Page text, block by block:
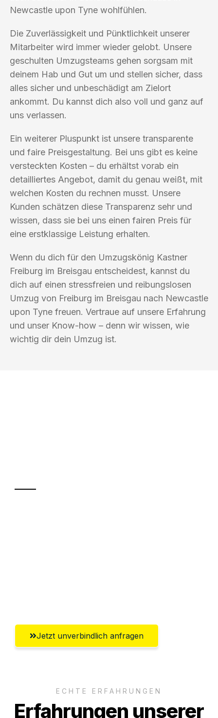
Newcastle upon Tyne wohlfühlen.
Die Zuverlässigkeit und Pünktlichkeit unserer
Mitarbeiter wird immer wieder gelobt. Unsere
geschulten Umzugsteams gehen sorgsam mit
deinem Hab und Gut um und stellen sicher, dass
alles sicher und unbeschädigt am Zielort
ankommt. Du kannst dich also voll und ganz auf
uns verlassen.
Ein weiterer Pluspunkt ist unsere transparente
und faire Preisgestaltung. Bei uns gibt es keine
versteckten Kosten – du erhältst vorab ein
detailliertes Angebot, damit du genau weißt, mit
welchen Kosten du rechnen musst. Unsere
Kunden schätzen diese Transparenz sehr und
wissen, dass sie bei uns einen fairen Preis für
eine erstklassige Leistung erhalten.
Wenn du dich für den Umzugskönig Kastner
Freiburg im Breisgau entscheidest, kannst du
dich auf einen stressfreien und reibungslosen
Umzug von Freiburg im Breisgau nach Newcastle
upon Tyne freuen. Vertraue auf unsere Erfahrung
und unser Know-how – denn wir wissen, wie
wichtig dir dein Umzug ist.
Jetzt unverbindlich anfragen
ECHTE ERFAHRUNGEN
Erfahrungen unserer